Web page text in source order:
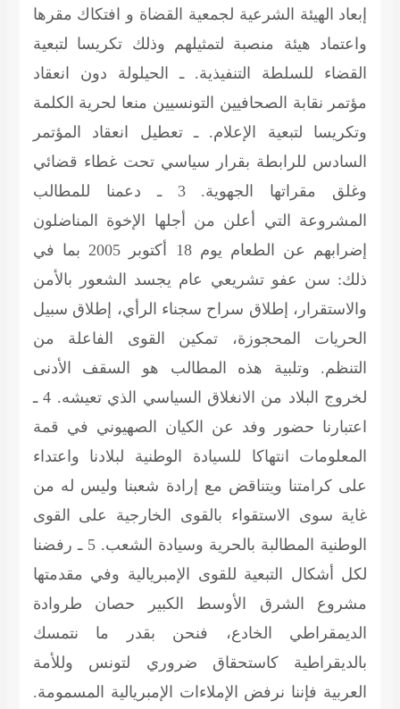
إبعاد الهيئة الشرعية لجمعية القضاة و افتكاك مقرها
واعتماد هيئة منصبة لتمثيلهم وذلك تكريسا لتبعية
القضاء للسلطة التنفيذية. ـ الحيلولة دون انعقاد
مؤتمر نقابة الصحافيين التونسيين منعا لحرية الكلمة
وتكريسا لتبعية الإعلام. ـ تعطيل انعقاد المؤتمر
السادس للرابطة بقرار سياسي تحت غطاء قضائي
وغلق مقراتها الجهوية. 3 ـ دعمنا للمطالب
المشروعة التي أعلن من أجلها الإخوة المناضلون
إضرابهم عن الطعام يوم 18 أكتوبر 2005 بما في
ذلك: سن عفو تشريعي عام يجسد الشعور بالأمن
والاستقرار، إطلاق سراح سجناء الرأي، إطلاق سبيل
الحريات المحجوزة، تمكين القوى الفاعلة من
التنظم. وتلبية هذه المطالب هو السقف الأدنى
لخروج البلاد من الانغلاق السياسي الذي تعيشه. 4 ـ
اعتبارنا حضور وفد عن الكيان الصهيوني في قمة
المعلومات انتهاكا للسيادة الوطنية لبلادنا واعتداء
على كرامتنا ويتناقض مع إرادة شعبنا وليس له من
غاية سوى الاستقواء بالقوى الخارجية على القوى
الوطنية المطالبة بالحرية وسيادة الشعب. 5 ـ رفضنا
لكل أشكال التبعية للقوى الإمبريالية وفي مقدمتها
مشروع الشرق الأوسط الكبير حصان طروادة
الديمقراطي الخادع، فنحن بقدر ما نتمسك
بالديقراطية كاستحقاق ضروري لتونس وللأمة
العربية فإننا نرفض الإملاءات الإمبريالية المسمومة.